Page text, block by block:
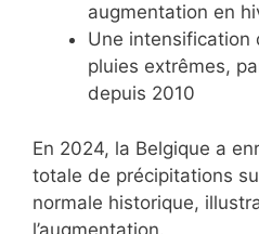
augmentation en
Une intensification
pluies extrêmes,
depuis 2010
En 2024, la Belgique a
totale de précipitations
normale historique,
l’augmentation.